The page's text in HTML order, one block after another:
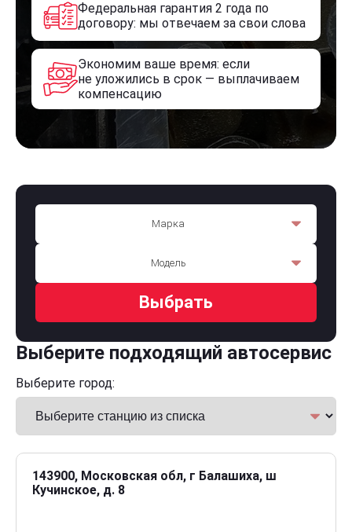
Федеральная гарантия 2 года по
договору: мы отвечаем за свои слова
Экономим ваше время: если
не уложились в срок — выплачиваем
компенсацию
Марка
Модель
Выбрать
Выберите подходящий автосервис
Выберите город:
143900, Московская обл, г Балашиха, ш
Кучинское, д. 8